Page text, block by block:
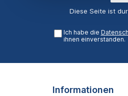
Diese Seite ist
Ich habe die
ihnen einverstanden.
Informationen